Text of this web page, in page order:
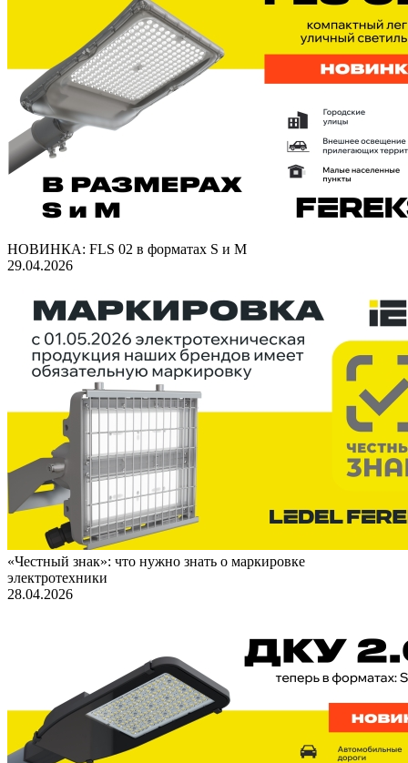
НОВИНКА: FLS 02 в форматах S и M
29.04.2026
«Честный знак»: что нужно знать о маркировке
электротехники
28.04.2026